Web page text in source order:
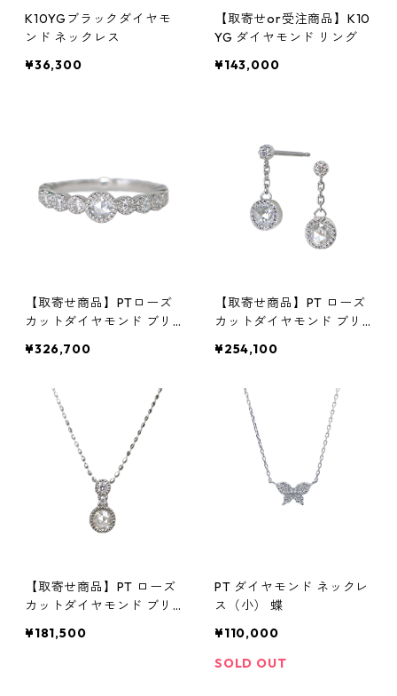
K10YGブラックダイヤモ
ンド ネックレス
¥36,300
【取寄せor受注商品】K10
YG ダイヤモンド リング
¥143,000
【取寄せ商品】PTローズ
カットダイヤモンド ブリ
ド リング
¥326,700
【取寄せ商品】PT ローズ
カットダイヤモンド ブリ
ド ピアス
¥254,100
【取寄せ商品】PT ローズ
カットダイヤモンド ブリ
ド ネックレス
¥181,500
PT ダイヤモンド ネックレ
ス（小） 蝶
¥110,000
SOLD OUT